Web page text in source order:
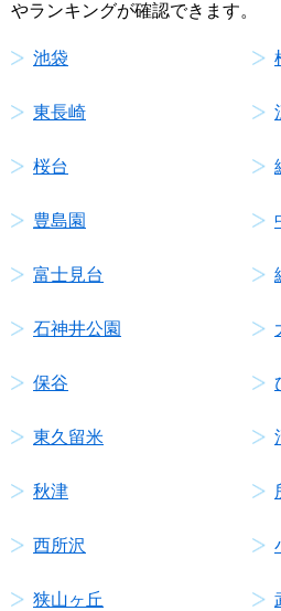
やランキングが確認できます。
池袋
東長崎
桜台
豊島園
富士見台
石神井公園
保谷
東久留米
秋津
西所沢
狭山ヶ丘